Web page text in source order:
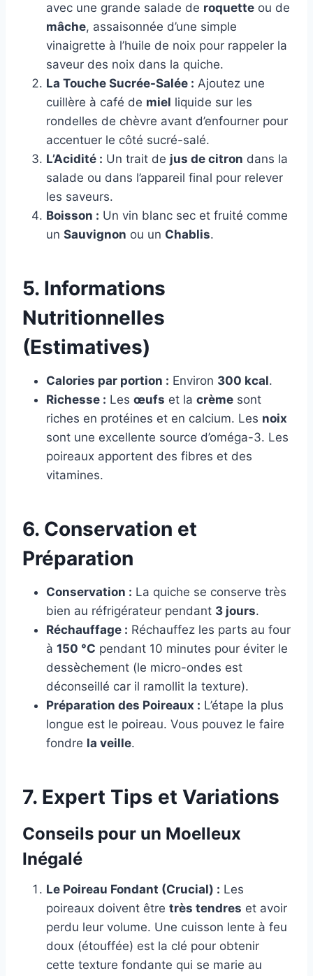
avec une grande salade de roquette ou de
mâche, assaisonnée d’une simple
vinaigrette à l’huile de noix pour rappeler la
saveur des noix dans la quiche.
La Touche Sucrée-Salée : Ajoutez une
cuillère à café de miel liquide sur les
rondelles de chèvre avant d’enfourner pour
accentuer le côté sucré-salé.
L’Acidité : Un trait de jus de citron dans la
salade ou dans l’appareil final pour relever
les saveurs.
Boisson : Un vin blanc sec et fruité comme
un Sauvignon ou un Chablis.
5. Informations
Nutritionnelles
(Estimatives)
Calories par portion : Environ 300 kcal.
Richesse : Les œufs et la crème sont
riches en protéines et en calcium. Les noix
sont une excellente source d’oméga-3. Les
poireaux apportent des fibres et des
vitamines.
6. Conservation et
Préparation
Conservation : La quiche se conserve très
bien au réfrigérateur pendant 3 jours.
Réchauffage : Réchauffez les parts au four
à 150 °C pendant 10 minutes pour éviter le
dessèchement (le micro-ondes est
déconseillé car il ramollit la texture).
Préparation des Poireaux : L’étape la plus
longue est le poireau. Vous pouvez le faire
fondre la veille.
7. Expert Tips et Variations
Conseils pour un Moelleux
Inégalé
Le Poireau Fondant (Crucial) : Les
poireaux doivent être très tendres et avoir
perdu leur volume. Une cuisson lente à feu
doux (étouffée) est la clé pour obtenir
cette texture fondante qui se marie au